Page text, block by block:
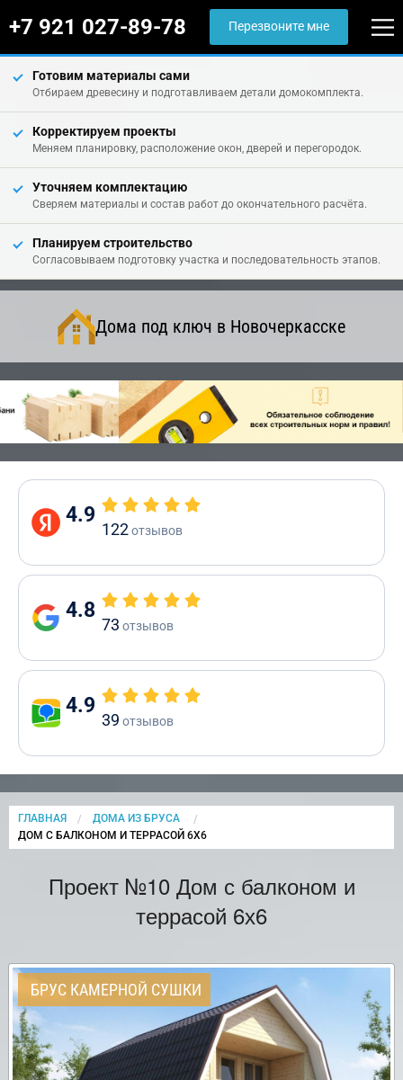
+7 921 027-89-78 Перезвоните мне
Готовим материалы сами
Отбираем древесину и подготавливаем детали домокомплекта.
Корректируем проекты
Меняем планировку, расположение окон, дверей и перегородок.
Уточняем комплектацию
Сверяем материалы и состав работ до окончательного расчёта.
Планируем строительство
Согласовываем подготовку участка и последовательность этапов.
Дома под ключ в Новочеркасске
4.9
122отзывов
4.8
73 отзывов
4.9
39 отзывов
ГЛАВНАЯ
ДОМА ИЗ БРУСА
CURRENT:
ДОМ С БАЛКОНОМ И ТЕРРАСОЙ 6Х6
Проект №10 Дом с балконом и
террасой 6х6
БРУС КАМЕРНОЙ СУШКИ